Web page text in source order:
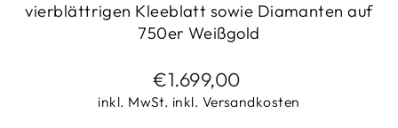
vierblättrigen Kleeblatt sowie Diamanten auf
750er Weißgold
Normaler
Preis
€1.699,00
inkl. MwSt. inkl. Versandkosten